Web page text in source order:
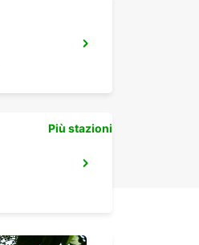
Più stazioni